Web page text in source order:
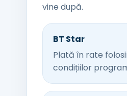
vine după.
BT Star
Plată în rate
condițiilor